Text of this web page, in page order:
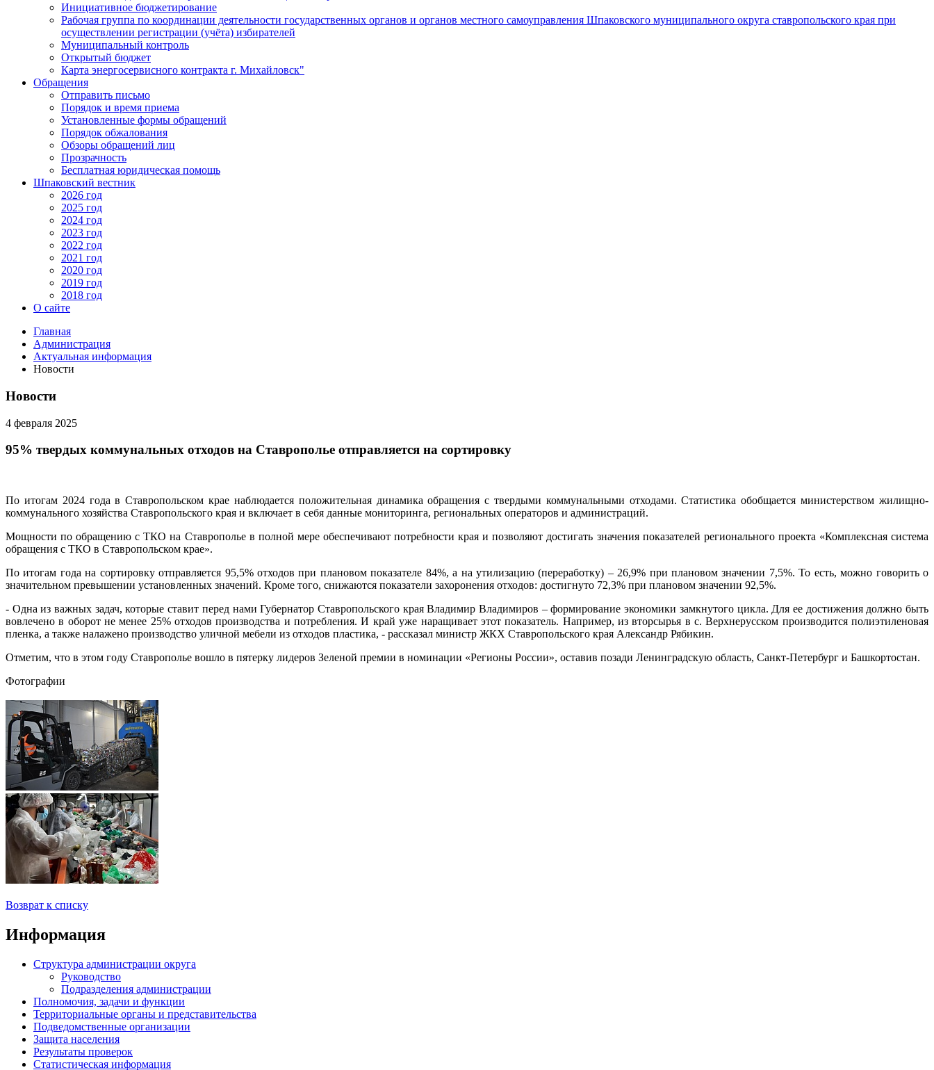
Инициативное бюджетирование
Рабочая группа по координации деятельности государственных органов и органов местного самоуправления Шпаковского муниципального округа ставропольского края при
осуществлении регистрации (учёта) избирателей
Муниципальный контроль
Открытый бюджет
Карта энергосервисного контракта г. Михайловск"
Обращения
Отправить письмо
Порядок и время приема
Установленные формы обращений
Порядок обжалования
Обзоры обращений лиц
Прозрачность
Бесплатная юридическая помощь
Шпаковский вестник
2026 год
2025 год
2024 год
2023 год
2022 год
2021 год
2020 год
2019 год
2018 год
О сайте
Главная
Администрация
Актуальная информация
Новости
Новости
4 февраля 2025
95% твердых коммунальных отходов на Ставрополье отправляется на сортировку
По итогам 2024 года в Ставропольском крае наблюдается положительная динамика обращения с твердыми коммунальными отходами. Статистика обобщается министерством жилищно-
коммунального хозяйства Ставропольского края и включает в себя данные мониторинга, региональных операторов и администраций.
Мощности по обращению с ТКО на Ставрополье в полной мере обеспечивают потребности края и позволяют достигать значения показателей регионального проекта «Комплексная система
обращения с ТКО в Ставропольском крае».
По итогам года на сортировку отправляется 95,5% отходов при плановом показателе 84%, а на утилизацию (переработку) – 26,9% при плановом значении 7,5%. То есть, можно говорить о
значительном превышении установленных значений. Кроме того, снижаются показатели захоронения отходов: достигнуто 72,3% при плановом значении 92,5%.
- Одна из важных задач, которые ставит перед нами Губернатор Ставропольского края Владимир Владимиров – формирование экономики замкнутого цикла. Для ее достижения должно быть
вовлечено в оборот не менее 25% отходов производства и потребления. И край уже наращивает этот показатель. Например, из вторсырья в с. Верхнерусском производится полиэтиленовая
пленка, а также налажено производство уличной мебели из отходов пластика, - рассказал министр ЖКХ Ставропольского края Александр Рябикин.
Отметим, что в этом году Ставрополье вошло в пятерку лидеров Зеленой премии в номинации «Регионы России», оставив позади Ленинградскую область, Санкт-Петербург и Башкортостан.
Фотографии
Возврат к списку
Информация
Структура администрации округа
Руководство
Подразделения администрации
Полномочия, задачи и функции
Территориальные органы и представительства
Подведомственные организации
Защита населения
Результаты проверок
Статистическая информация